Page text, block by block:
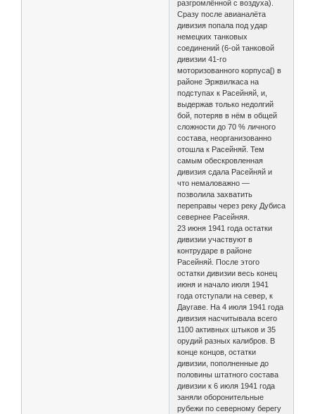
разгромлённой с воздуха).
Сразу после авианалёта
дивизия попала под удар
немецких танковых
соединений (6-ой танковой
дивизии 41-го
моторизованного корпуса[) в
районе Эржвилкаса на
подступах к Расейняй, и,
выдержав только недолгий
бой, потеряв в нём в общей
сложности до 70 % личного
состава, неорганизованно
отошла к Расейняй. Тем
самым обескровленная
дивизия сдала Расейняй и
что немаловажно —
позволила захватить
переправы через реку Дубиса
севернее Расейняя.
23 июня 1941 года остатки
дивизии участвуют в
контрударе в районе
Расейняй. После этого
остатки дивизии весь конец
июня и начало июля 1941
года отступали на север, к
Даугаве. На 4 июля 1941 года
дивизия насчитывала всего
1100 активных штыков и 35
орудий разных калибров. В
конце концов, остатки
дивизии, пополненные до
половины штатного состава
дивизии к 6 июля 1941 года
заняли оборонительные
рубежи по северному берегу